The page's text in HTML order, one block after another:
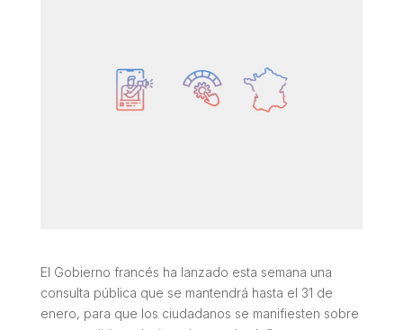
El Gobierno francés ha lanzado esta semana una
consulta pública que se mantendrá hasta el 31 de
enero, para que los ciudadanos se manifiesten sobre